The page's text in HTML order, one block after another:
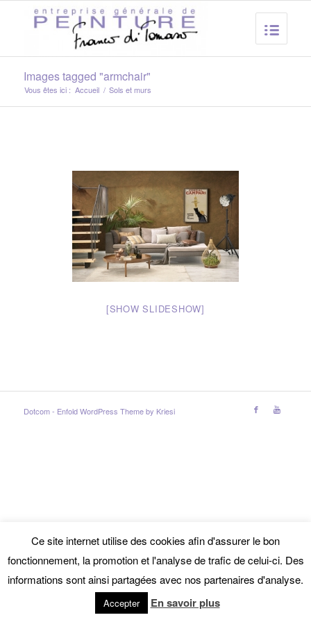
Images tagged "armchair"
Vous êtes ici : Accueil / Sols et murs
[SHOW SLIDESHOW]
Dotcom - Enfold WordPress Theme by Kriesi
Ce site internet utilise des cookies afin d'assurer le bon
fonctionnement, la promotion et l'analyse de trafic de celui-ci. Des
informations sont ainsi partagées avec nos partenaires d'analyse.
Accepter En savoir plus